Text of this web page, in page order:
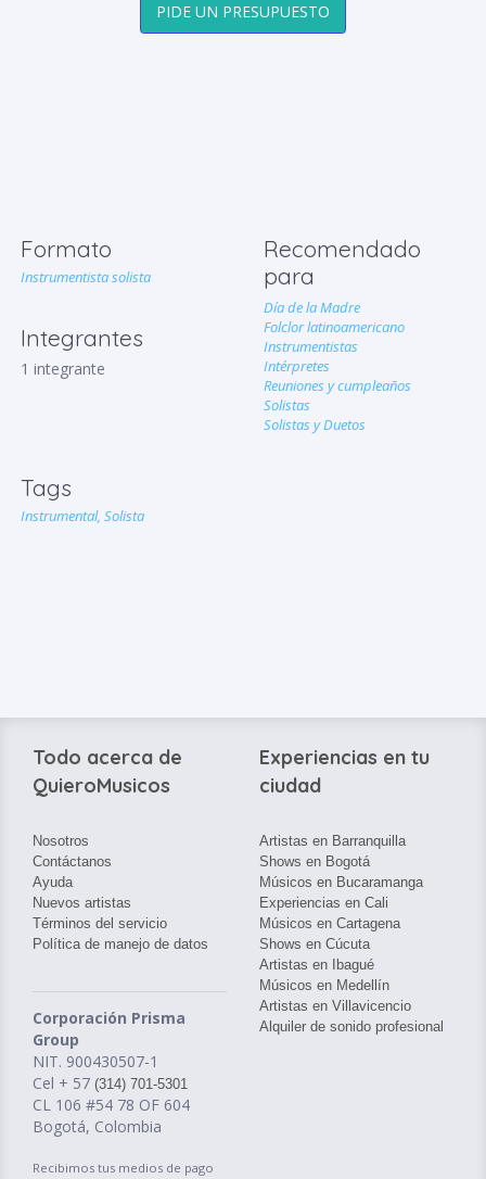
PIDE UN PRESUPUESTO
Formato
Instrumentista solista
Integrantes
1 integrante
Recomendado
para
Día de la Madre
Folclor latinoamericano
Instrumentistas
Intérpretes
Reuniones y cumpleaños
Solistas
Solistas y Duetos
Tags
Instrumental, Solista
Todo acerca de
QuieroMusicos
Nosotros
Contáctanos
Ayuda
Nuevos artistas
Términos del servicio
Política de manejo de datos
Corporación Prisma
Group
NIT. 900430507-1
Cel + 57 (314) 701-5301
CL 106 #54 78 OF 604
Bogotá, Colombia
Recibimos tus medios de pago
Experiencias en tu
ciudad
Artistas en Barranquilla
Shows en Bogotá
Músicos en Bucaramanga
Experiencias en Cali
Músicos en Cartagena
Shows en Cúcuta
Artistas en Ibagué
Músicos en Medellín
Artistas en Villavicencio
Alquiler de sonido profesional